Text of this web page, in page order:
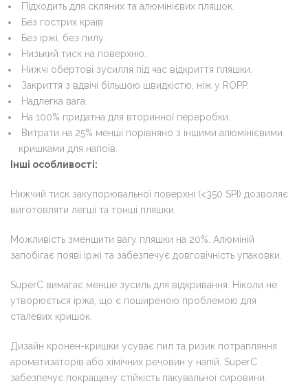
Підходить для скляних та алюмінієвих пляшок.
Без гострих країв.
Без іржі, без пилу.
Низький тиск на поверхню.
Нижчі обертові зусилля під час відкриття пляшки.
Закриття з вдвічі більшою швидкістю, ніж у ROPP.
Надлегка вага.
На 100% придатна для вторинної переробки.
Витрати на 25% менші порівняно з іншими алюмінієвими
кришками для напоїв.
Інші особливості:
Нижчий тиск закупорювальної поверхні (<350 SPI) дозволяє
виготовляти легші та тонші пляшки.
Можливість зменшити вагу пляшки на 20%. Алюміній
запобігає появі іржі та забезпечує довговічність упаковки.
SuperC вимагає менше зусиль для відкривання. Ніколи не
утворюється іржа, що є поширеною проблемою для
сталевих кришок.
Дизайн кронен-кришки усуває пил та ризик потрапляння
ароматизаторів або хімічних речовин у напій. SuperC
забезпечує покращену стійкість пакувальної сировини.